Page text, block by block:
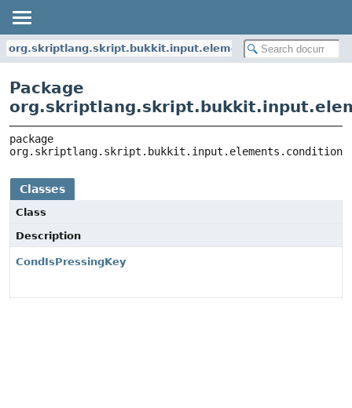
org.skriptlang.skript.bukkit.input.elements.conditions
Package
org.skriptlang.skript.bukkit.input.elements.conditions
Classes
Class
Description
CondIsPressingKey